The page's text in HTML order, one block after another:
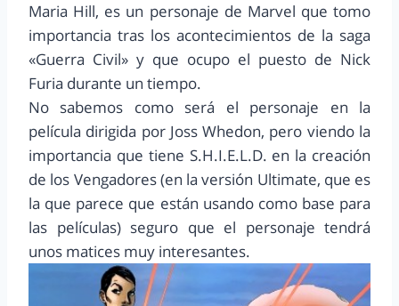
Maria Hill, es un personaje de Marvel que tomo
importancia tras los acontecimientos de la saga
«Guerra Civil» y que ocupo el puesto de Nick
Furia durante un tiempo.
No sabemos como será el personaje en la
película dirigida por Joss Whedon, pero viendo la
importancia que tiene S.H.I.E.L.D. en la creación
de los Vengadores (en la versión Ultimate, que es
la que parece que están usando como base para
las películas) seguro que el personaje tendrá
unos matices muy interesantes.